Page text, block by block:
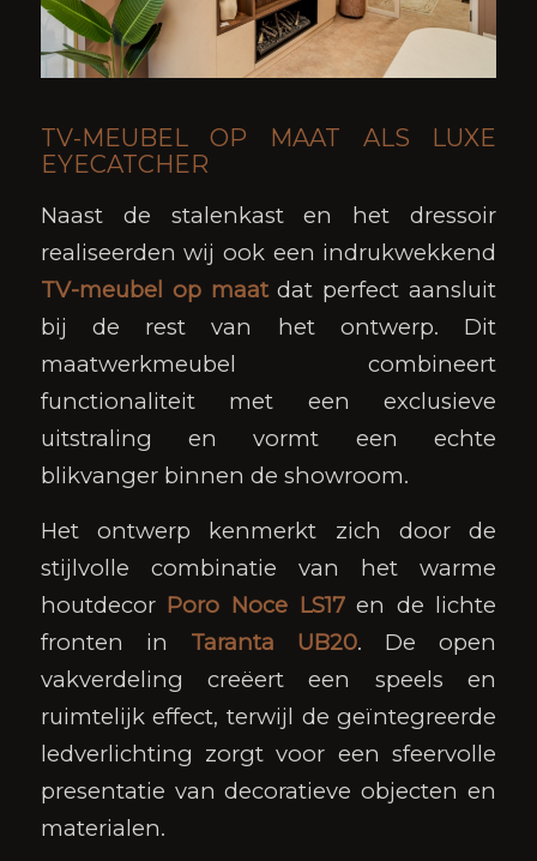
TV-MEUBEL OP MAAT ALS LUXE
EYECATCHER
Naast de stalenkast en het dressoir
realiseerden wij ook een indrukwekkend
TV-meubel op maatdat perfect aansluit
bij de rest van het ontwerp. Dit
maatwerkmeubel combineert
functionaliteit met een exclusieve
uitstraling en vormt een echte
blikvanger binnen de showroom.
Het ontwerp kenmerkt zich door de
stijlvolle combinatie van het warme
houtdecor Poro Noce LS17en de lichte
fronten in Taranta UB20. De open
vakverdeling creëert een speels en
ruimtelijk effect, terwijl de geïntegreerde
ledverlichting zorgt voor een sfeervolle
presentatie van decoratieve objecten en
materialen.